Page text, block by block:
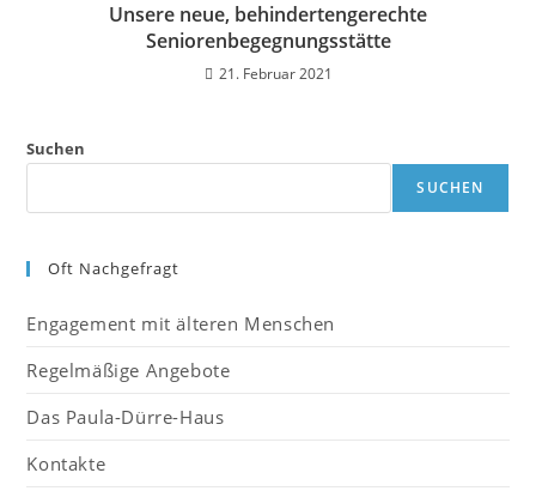
Unsere neue, behindertengerechte
Seniorenbegegnungsstätte
21. Februar 2021
Suchen
SUCHEN
Oft Nachgefragt
Engagement mit älteren Menschen
Regelmäßige Angebote
Das Paula-Dürre-Haus
Kontakte